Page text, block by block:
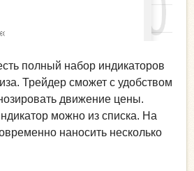
полный набор индикаторов
Трейдер сможет с удобством
движение цены.
можно из списка. На
наносить несколько